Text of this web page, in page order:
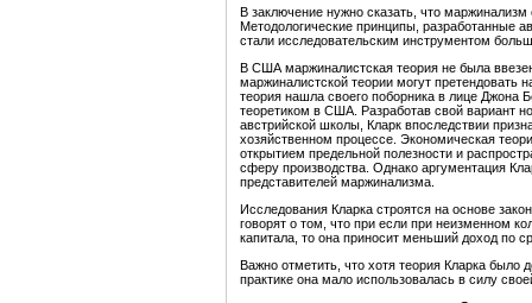
В заключение нужно сказать, что
Методологические принципы, разработанные
стали исследовательским инструментом
В США маржиналистская теория не была
маржиналистской теории могут претендовать
теория нашла своего поборника в лице Джона
теоретиком в США. Разработав свой вариант
австрийской школы, Кларк впоследствии
хозяйственном процессе. Экономическая
открытием предельной полезности и
сферу производства. Однако аргументация
представителей маржинализма.
Исследования Кларка строятся на основе
говорят о том, что при если при неизменном
капитала, то она приносит меньший доход по
Важно отметить, что хотя теория Кларка было
практике она мало использовалась в силу